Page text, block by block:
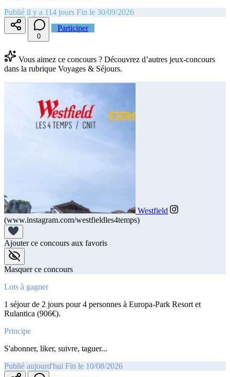
Publié il y a 114 jours Fin le 30/09/2026
0
Participer
Vous aimez ce concours ? Découvrez d’autres jeux-concours
dans la rubrique Voyages & Séjours.
Westfield
(www.instagram.com/westfieldles4temps)
Ajouter ce concours aux favoris
Masquer ce concours
Lots à gagner
1 séjour de 2 jours pour 4 personnes à Europa-Park Resort et
Rulantica (906€).
Principe
S'abonner, liker, suivre, taguer...
Publié aujourd'hui Fin le 10/08/2026